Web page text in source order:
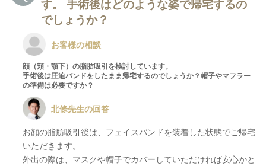
す。 手術後はどのような姿で帰宅するの
でしょうか？
お客様の相談
顔（頬・顎下）の脂肪吸引を検討しています。
手術後は圧迫バンドをしたまま帰宅するのでしょうか？帽子やマフラー
の準備は必要ですか？
北條先生の回答
お顔の脂肪吸引後は、フェイスバンドを装着した状態でご帰宅
いただきます。
外出の際は、マスクや帽子でカバーしていただければ安心かと